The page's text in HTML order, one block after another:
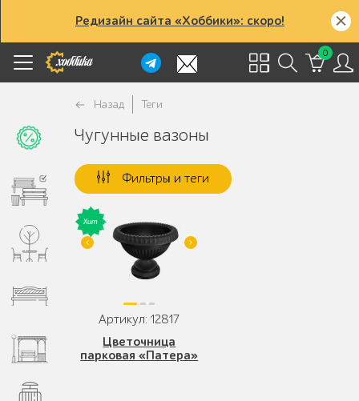
Редизайн сайта «Хоббики»: скоро!
0
Назад Теги
Чугунные вазоны
Фильтры и теги
Артикул: 12817
Цветочница
парковая «Патера»